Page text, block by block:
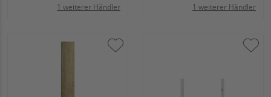
1 weiterer Händler 1 weiterer Händler